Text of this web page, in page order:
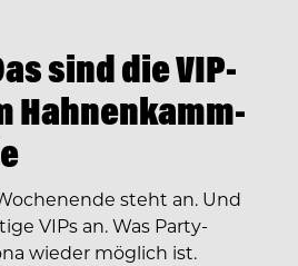
sind die VIP-
Hahnenkamm-
steht an. Und
VIPs an. Was Party-
wieder möglich ist.